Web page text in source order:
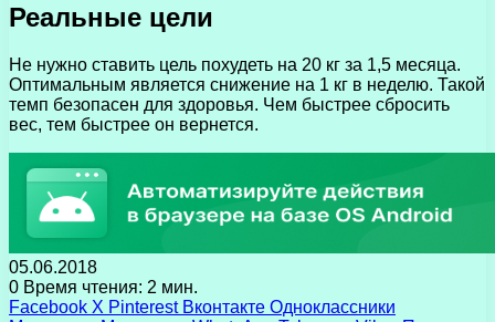
Реальные цели
Не нужно ставить цель похудеть на 20 кг за 1,5 месяца.
Оптимальным является снижение на 1 кг в неделю. Такой
темп безопасен для здоровья. Чем быстрее сбросить
вес, тем быстрее он вернется.
05.06.2018
0 Время чтения: 2 мин.
Facebook X Pinterest Вконтакте Одноклассники